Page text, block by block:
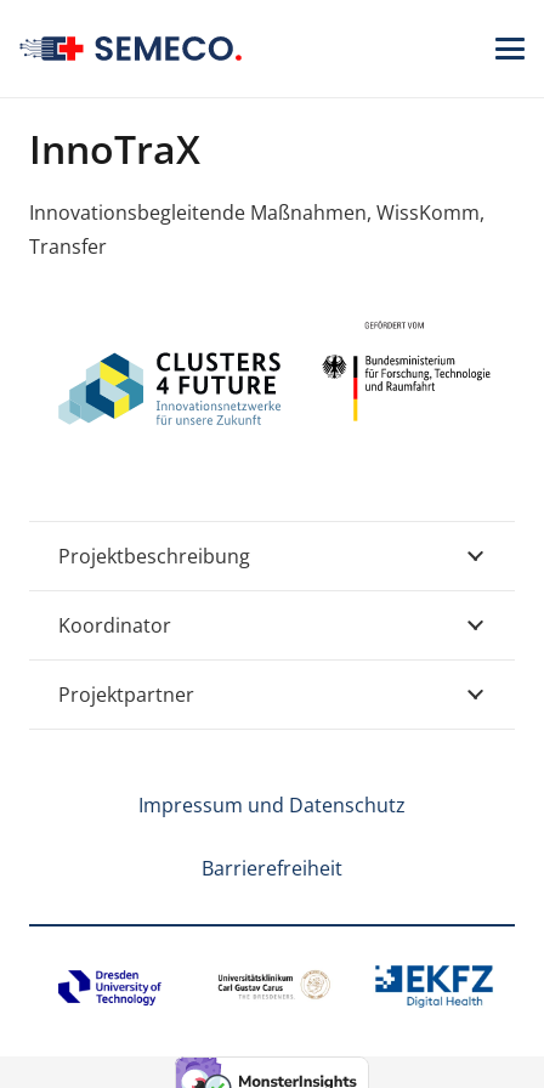
InnoTraX
Innovationsbegleitende Maßnahmen, WissKomm,
Transfer
Projektbeschreibung
Koordinator
Projektpartner
Impressum und Datenschutz
Barrierefreiheit